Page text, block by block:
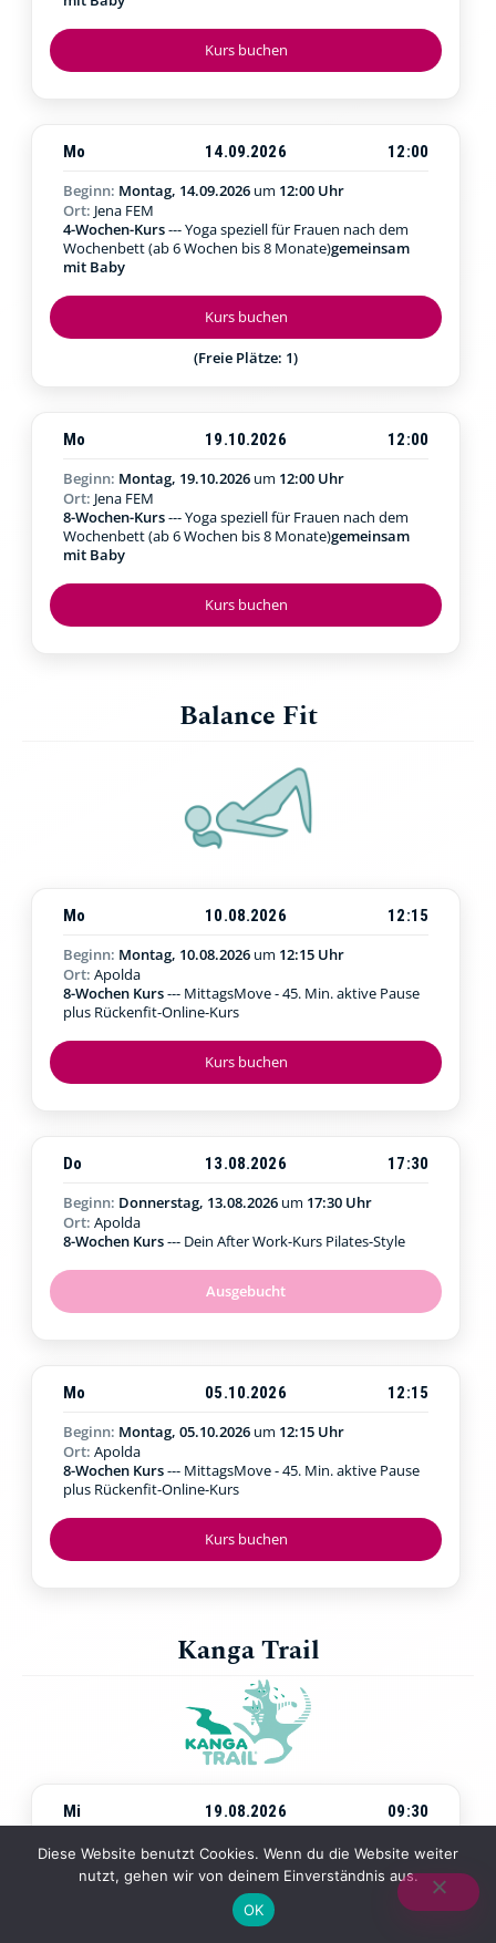
Kurs buchen
Kurs buchen
(Freie Plätze: 1)
Mo 14.09.2026
12:00
Beginn: Montag, 14.09.2026 um 12:00 Uhr
Ort: Jena FEM
4-Wochen-Kurs--- Yoga speziell für Frauen nach dem
Wochenbett (ab 6 Wochen bis 8 Monate)gemeinsam
mit Baby
Kurs buchen
Mo 19.10.2026
12:00
Beginn: Montag, 19.10.2026 um 12:00 Uhr
Ort: Jena FEM
8-Wochen-Kurs--- Yoga speziell für Frauen nach dem
Wochenbett (ab 6 Wochen bis 8 Monate)gemeinsam
mit Baby
Balance Fit
Kurs buchen
Mo 10.08.2026
12:15
Beginn: Montag, 10.08.2026 um 12:15 Uhr
Ort: Apolda
8-Wochen Kurs--- MittagsMove - 45. Min. aktive Pause
plus Rückenfit-Online-Kurs
Ausgebucht
Do 13.08.2026
17:30
Beginn: Donnerstag, 13.08.2026 um 17:30 Uhr
Ort: Apolda
8-Wochen Kurs--- Dein After Work-Kurs Pilates-Style
Kurs buchen
Mo 05.10.2026
12:15
Beginn: Montag, 05.10.2026 um 12:15 Uhr
Ort: Apolda
8-Wochen Kurs--- MittagsMove - 45. Min. aktive Pause
plus Rückenfit-Online-Kurs
Kanga Trail
Mi 19.08.2026
09:30
Beginn:Mittwoch, 19.08.2026um09:30 Uhr
Ort:Jena Paradies
4-Wochen-Kurs
--- Walking & Kraftübungen in der Natur
Diese Website benutzt Cookies. Wenn du die Website weiter
nutzt, gehen wir von deinem Einverständnis aus.
OK